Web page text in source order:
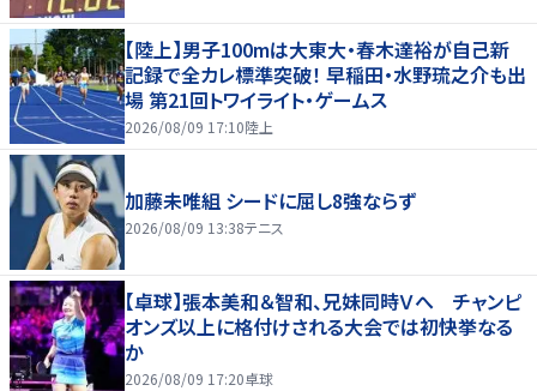
【陸上】男子100mは大東大・春木達裕が自己新
記録で全カレ標準突破！ 早稲田・水野琉之介も出
場 第21回トワイライト・ゲームス
2026/08/09 17:10陸上
加藤未唯組 シードに屈し8強ならず
2026/08/09 13:38テニス
【卓球】張本美和＆智和、兄妹同時Ｖへ チャンピ
オンズ以上に格付けされる大会では初快挙なる
か
2026/08/09 17:20卓球